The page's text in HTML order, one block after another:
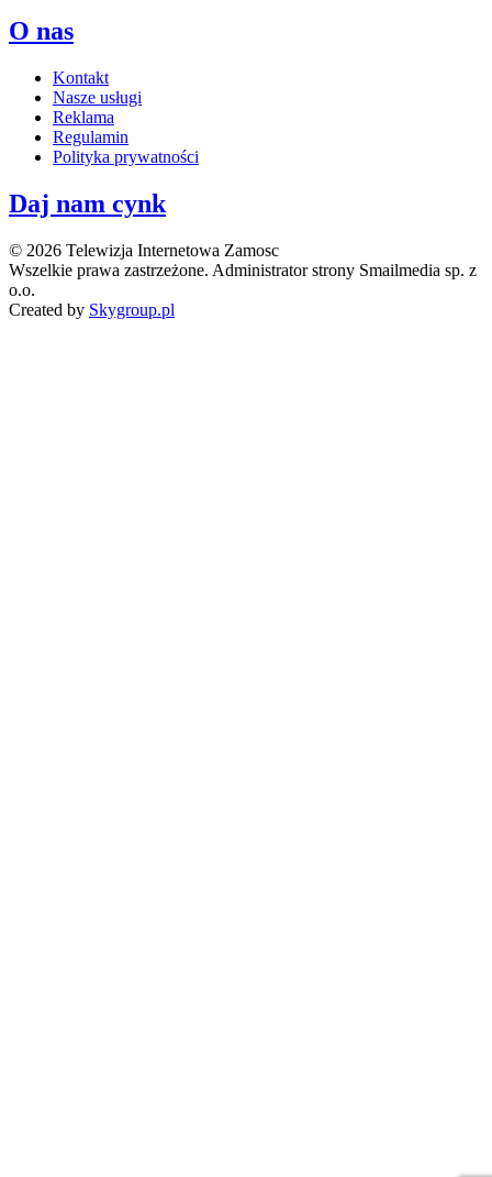
O nas
Kontakt
Nasze usługi
Reklama
Regulamin
Polityka prywatności
Daj nam cynk
© 2026 Telewizja Internetowa Zamosc
Wszelkie prawa zastrzeżone. Administrator strony Smailmedia sp. z
o.o.
Created by Skygroup.pl